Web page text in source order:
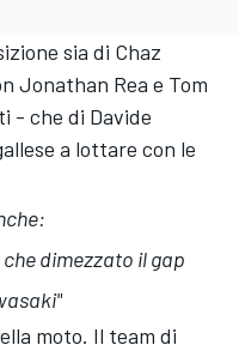
sia di Chaz
Jonathan Rea e Tom
- che di Davide
a lottare con le
dimezzato il gap
moto. Il team di